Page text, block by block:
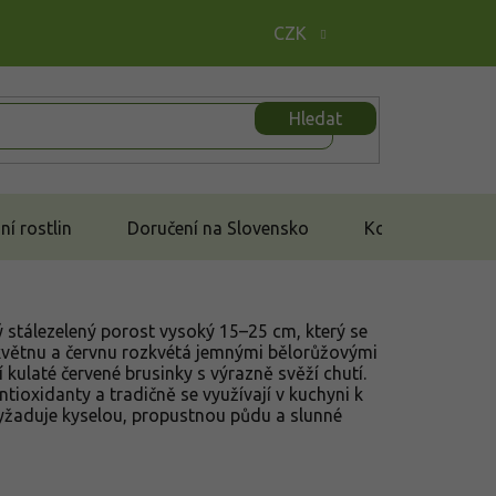
CZK
Hledat
rostlin Doručení na Slovensko Kontakt
porost vysoký 15–25 cm, který se
a červnu rozkvétá jemnými bělorůžovými
červené brusinky s výrazně svěží chutí.
a tradičně se využívají v kuchyni k
kyselou, propustnou půdu a slunné